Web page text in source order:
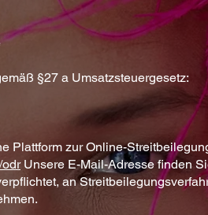
§27 a Umsatzsteuergesetz:
Plattform zur Online-
Unsere E-Mail-Adresse finden
an